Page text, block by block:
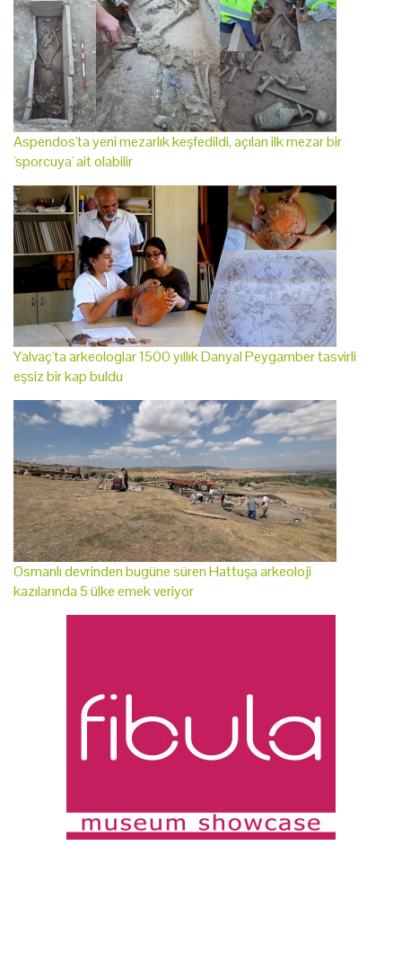
Aspendos'ta yeni mezarlık keşfedildi, açılan ilk mezar bir
'sporcuya' ait olabilir
Yalvaç'ta arkeologlar 1500 yıllık Danyal Peygamber tasvirli
eşsiz bir kap buldu
Osmanlı devrinden bugüne süren Hattuşa arkeoloji
kazılarında 5 ülke emek veriyor